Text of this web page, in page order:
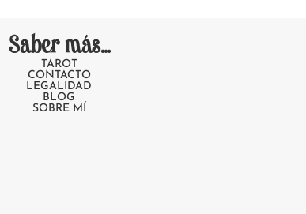
Saber más...
TAROT
CONTACTO
LEGALIDAD
BLOG
SOBRE MÍ